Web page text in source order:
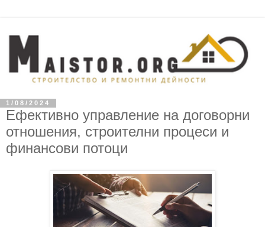
1/08/2024
Ефективно управление на договорни
отношения, строителни процеси и
финансови потоци